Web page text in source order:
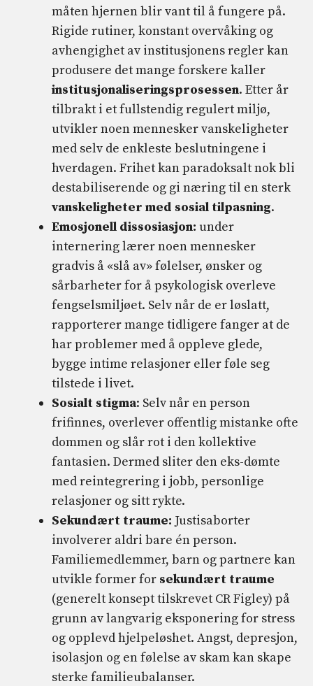
måten hjernen blir vant til å fungere på.
Rigide rutiner, konstant overvåking og
avhengighet av institusjonens regler kan
produsere det mange forskere kaller
institusjonaliseringsprosessen. Etter år
tilbrakt i et fullstendig regulert miljø,
utvikler noen mennesker vanskeligheter
med selv de enkleste beslutningene i
hverdagen. Frihet kan paradoksalt nok bli
destabiliserende og gi næring til en sterk
vanskeligheter med sosial tilpasning.
Emosjonell dissosiasjon: under
internering lærer noen mennesker
gradvis å «slå av» følelser, ønsker og
sårbarheter for å psykologisk overleve
fengselsmiljøet. Selv når de er løslatt,
rapporterer mange tidligere fanger at de
har problemer med å oppleve glede,
bygge intime relasjoner eller føle seg
tilstede i livet.
Sosialt stigma: Selv når en person
frifinnes, overlever offentlig mistanke ofte
dommen og slår rot i den kollektive
fantasien. Dermed sliter den eks-dømte
med reintegrering i jobb, personlige
relasjoner og sitt rykte.
Sekundært traume: Justisaborter
involverer aldri bare én person.
Familiemedlemmer, barn og partnere kan
utvikle former for sekundært traume
(generelt konsept tilskrevet CR Figley) på
grunn av langvarig eksponering for stress
og opplevd hjelpeløshet. Angst, depresjon,
isolasjon og en følelse av skam kan skape
sterke familieubalanser.